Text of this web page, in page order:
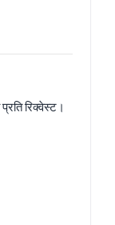
रिक्वेस्ट।